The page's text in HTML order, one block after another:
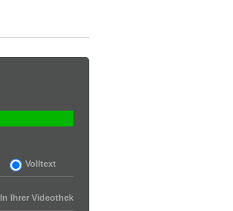
Volltext
In Ihrer Videothek